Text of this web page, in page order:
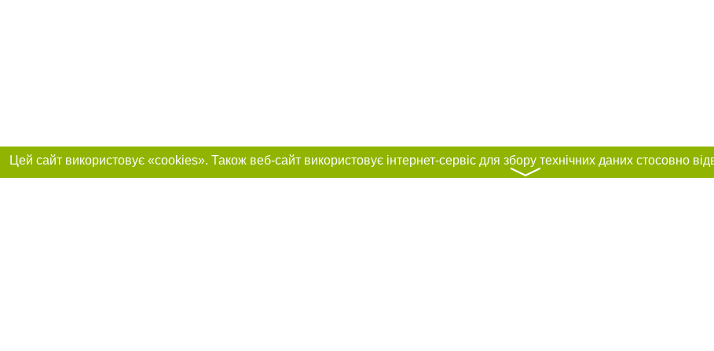
〉